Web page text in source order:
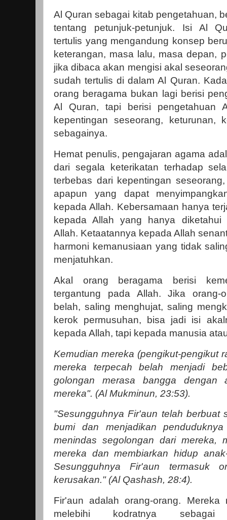
Al Quran sebagai kitab pengetahuan,
tentang petunjuk-petunjuk. Isi Al
tertulis yang mengandung konsep
keterangan, masa lalu, masa depan,
jika dibaca akan mengisi akal
sudah tertulis di dalam Al Quran.
orang beragama bukan lagi berisi
Al Quran, tapi berisi pengetahuan
kepentingan seseorang, keturunan,
sebagainya.
Hemat penulis, pengajaran agama
dari segala keterikatan terhadap
terbebas dari kepentingan
apapun yang dapat
kepada Allah. Kebersamaan hanya
kepada Allah yang hanya diketahui
Allah. Ketaatannya kepada Allah
harmoni kemanusiaan yang tidak
menjatuhkan.
Akal orang beragama berisi
tergantung pada Allah. Jika orang-
belah, saling menghujat, saling
kerok permusuhan, bisa jadi isi
kepada Allah, tapi kepada manusia
Kemudian mereka (pengikut-pengikut
mereka terpecah belah menjadi
golongan merasa bangga
mereka". (Al Mukminun, 23:53).
"Sesungguhnya Fir'aun telah berbuat
bumi dan menjadikan
menindas segolongan dari mereka,
mereka dan membiarkan hidup
Sesungguhnya Fir'aun termasuk
kerusakan." (Al Qashash, 28:4).
Fir'aun adalah orang-orang. Mereka
melebihi kodratnya sebagai